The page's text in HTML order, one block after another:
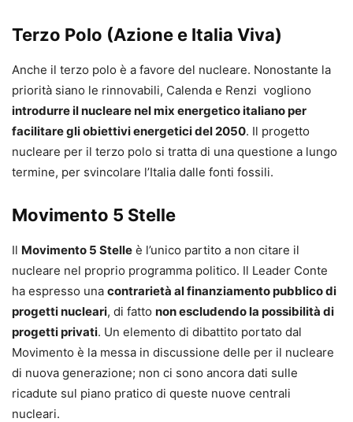
Terzo Polo (Azione e Italia Viva)
Anche il terzo polo è a favore del nucleare. Nonostante la
priorità siano le rinnovabili, Calenda e Renzi vogliono
introdurre il nucleare nel mix energetico italiano per
facilitare gli obiettivi energetici del 2050. Il progetto
nucleare per il terzo polo si tratta di una questione a lungo
termine, per svincolare l’Italia dalle fonti fossili.
Movimento 5 Stelle
Il Movimento 5 Stelle è l’unico partito a non citare il
nucleare nel proprio programma politico. Il Leader Conte
ha espresso una contrarietà al finanziamento pubblico di
progetti nucleari, di fatto non escludendo la possibilità di
progetti privati. Un elemento di dibattito portato dal
Movimento è la messa in discussione delle per il nucleare
di nuova generazione; non ci sono ancora dati sulle
ricadute sul piano pratico di queste nuove centrali
nucleari.